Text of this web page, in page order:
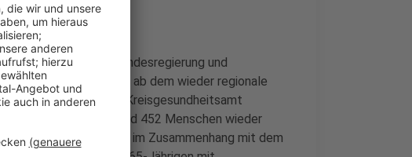
liegt bei 6,1. Bundesregierung und
von 50 festgelegt, ab dem wieder regionale
werden müssen. Das Kreisgesundheitsamt
Davon sind 452 Menschen wieder
Die Zahl der Toten im Zusammenhang mit dem